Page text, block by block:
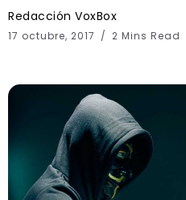
Redacción VoxBox
17 octubre, 2017 2 Mins Read